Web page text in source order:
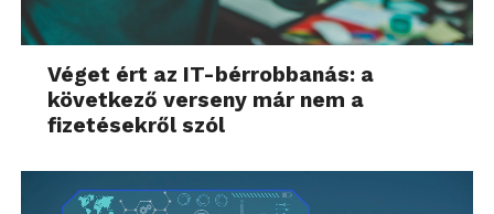
Véget ért az IT-bérrobbanás: a
következő verseny már nem a
fizetésekről szól